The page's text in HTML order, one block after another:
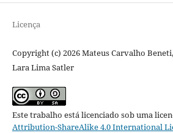
Licença
Copyright (c) 2026 Mateus Carvalho
Lara Lima Satler
Este trabalho está licenciado sob uma
Attribution-ShareAlike 4.0 International